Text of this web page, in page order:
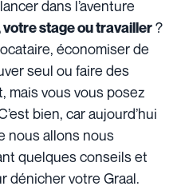
dans l’aventure
stage ou travailler?
économiser de
seul ou faire des
mais vous vous posez
bien, car aujourd’hui
nous allons nous
quelques conseils et
dénicher votre Graal.